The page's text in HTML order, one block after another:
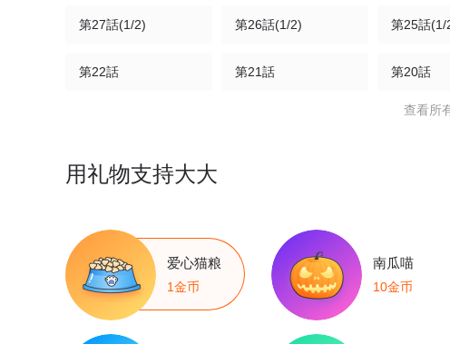
第27話(1/2) 第26話(1/2) 第25話(1/
第22話 第21話 第20話
第15話
第12話(1/2)
第2話(1/2) 第1話(1/3)
查看所
用礼物支持大大
爱心猫粮
1金币
南瓜喵
10金币